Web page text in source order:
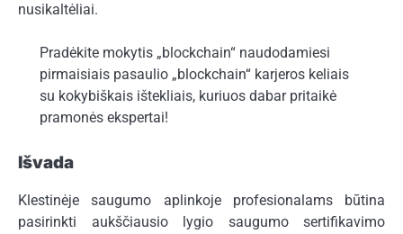
nusikaltėliai.
Pradėkite mokytis „blockchain“ naudodamiesi
pirmaisiais pasaulio „blockchain“ karjeros keliais
su kokybiškais ištekliais, kuriuos dabar pritaikė
pramonės ekspertai!
Išvada
Klestinėje saugumo aplinkoje profesionalams būtina
pasirinkti aukščiausio lygio saugumo sertifikavimo